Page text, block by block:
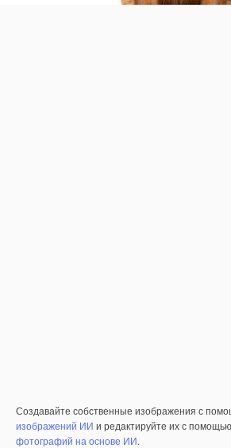
Создавайте собственные изображения с
изображений ИИ и редактируйте их с
фотографий на основе ИИ.